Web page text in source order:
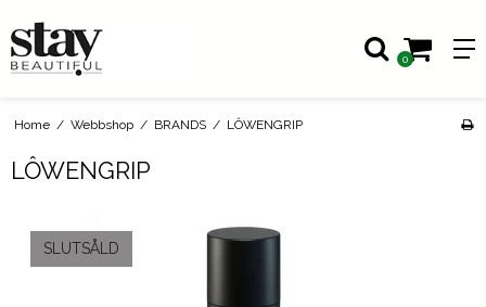
0
Home / Webbshop / BRANDS / LÔWENGRIP
LÔWENGRIP
SLUTSÅLD